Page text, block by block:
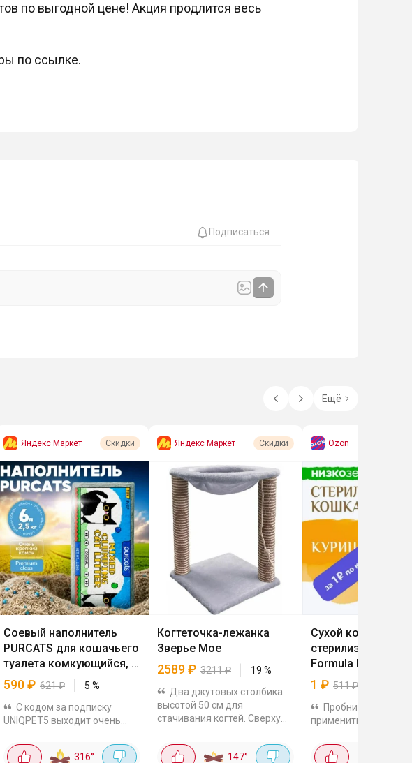
по выгодной цене! Акция продлится весь
по ссылке.
Подписаться
Ещё
Яндекс Маркет Скидки
Соевый наполнитель
PURCATS для кошачьего
туалета комкующийся, 6
л
590₽ 621₽ 5 %
С кодом за подписку
UNIQPET5 выходит очень
площадках от тысячи стоит к
примеру, WBНатуральный
316°
Яндекс Маркет Скидки
Когтеточка-лежанка
Зверье Мое
2589₽ 3211₽ 19 %
Два джутовых столбика
высотой 50 см для
стачивания когтей. Сверху
диаметром 37 см.
Конструкция устойчивая,
147°
Ozon
Сухой корм для
стерилизованных
Formula Natural
курицей,
1 ₽ 511₽
Пробник за 1р,
применить купон в
мочевыделительную
систему. Первым в